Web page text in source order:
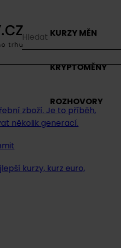
KURZY MĚN
KRYPTOMĚNY
ROZHOVORY